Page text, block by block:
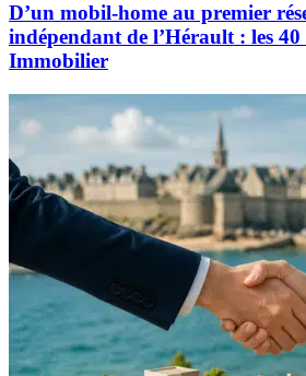
D’un mobil-home au premier
indépendant de l’Hérault : les
Immobilier